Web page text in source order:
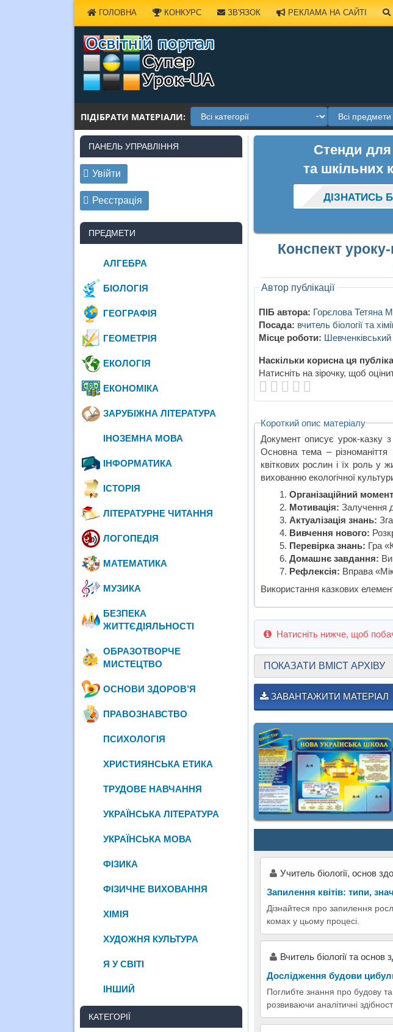
ГОЛОВНА КОНКУРС ЗВ'ЯЗОК РЕКЛАМА НА САЙТІ
ПІДІБРАТИ МАТЕРІАЛИ:
Стенди
та шкільних
ДІЗНАТИСЬ
Конспект уроку-
Автор публікації
ПІБ автора: Горєлова Тетяна
Посада: вчитель біології та хімії
Місце роботи:
Наскільки корисна ця
Натисніть на зірочку, щоб
Короткий опис матеріалу
Документ описує урок-казку
Основна тема – різноманіття
квіткових рослин і їх роль у
вихованню екологічної
Організаційний
Мотивація: Залучення
Актуалізація знань:
Вивчення нового:
Перевірка знань: Гра
Домашнє завдання:
Рефлексія: Вправа
Використання казкових
Натисніть нижче, щоб
ПОКАЗАТИ ВМІСТ АРХІВУ
ЗАВАНТАЖИТИ МАТЕРІАЛ
Учитель біології, основ
Запилення квітів: типи,
Дізнайтеся про запилення
комах у цьому процесі.
Вчитель біології та
Дослідження будови
Поглибте знання про будову
розвиваючи аналітичні
ПАНЕЛЬ УПРАВЛІННЯ
Увійти
Реєстрація
ПРЕДМЕТИ
АЛГЕБРА
БІОЛОГІЯ
ГЕОГРАФІЯ
ГЕОМЕТРІЯ
ЕКОЛОГІЯ
ЕКОНОМІКА
ЗАРУБІЖНА ЛІТЕРАТУРА
ІНОЗЕМНА МОВА
ІНФОРМАТИКА
ІСТОРІЯ
ЛІТЕРАТУРНЕ ЧИТАННЯ
ЛОГОПЕДІЯ
МАТЕМАТИКА
МУЗИКА
БЕЗПЕКА
ЖИТТЄДІЯЛЬНОСТІ
ОБРАЗОТВОРЧЕ
МИСТЕЦТВО
ОСНОВИ ЗДОРОВ’Я
ПРАВОЗНАВСТВО
ПСИХОЛОГІЯ
ХРИСТИЯНСЬКА ЕТИКА
ТРУДОВЕ НАВЧАННЯ
УКРАЇНСЬКА ЛІТЕРАТУРА
УКРАЇНСЬКА МОВА
ФІЗИКА
ФІЗИЧНЕ ВИХОВАННЯ
ХІМІЯ
ХУДОЖНЯ КУЛЬТУРА
Я У СВІТІ
ІНШИЙ
КАТЕГОРІЇ